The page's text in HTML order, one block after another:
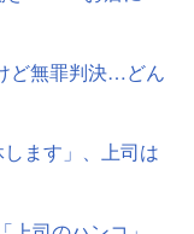
ど無罪判決…どん
ます」、上司は